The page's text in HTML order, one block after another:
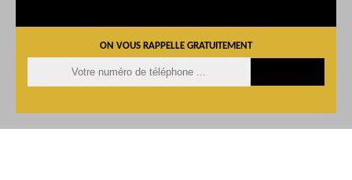
ON VOUS RAPPELLE GRATUITEMENT